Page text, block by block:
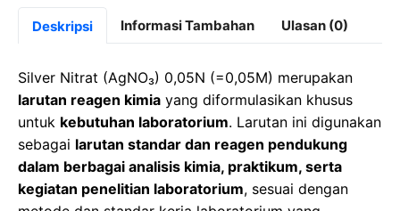
c
b
o
o
k
st
d
o
n
at
s
A
p
p
e
gr
a
m
Deskripsi Informasi Tambahan Ulasan (0)
Silver Nitrat (AgNO₃) 0,05N (=0,05M) merupakan
larutan reagen kimia yang diformulasikan khusus
untuk kebutuhan laboratorium. Larutan ini digunakan
sebagai larutan standar dan reagen pendukung
dalam berbagai analisis kimia, praktikum, serta
kegiatan penelitian laboratorium, sesuai dengan